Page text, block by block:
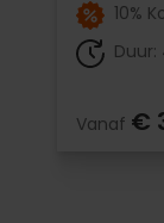
10%
Vanaf €